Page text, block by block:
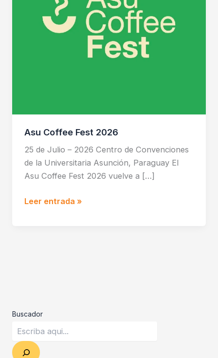
Asu Coffee Fest 2026
25 de Julio – 2026 Centro de Convenciones
de la Universitaria Asunción, Paraguay El
Asu Coffee Fest 2026 vuelve a […]
Leer entrada »
Buscador